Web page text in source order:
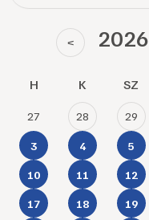
<
H K SZ
27 28 29
3 4 5
10 11 12
17 18 19